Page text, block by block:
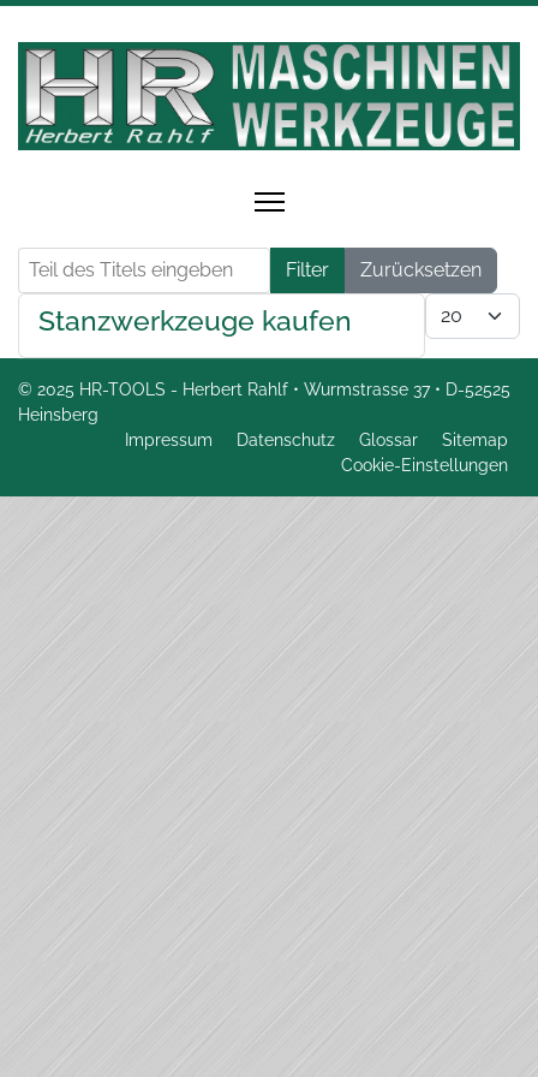
Teil des Titels eingeben Filter
Zurücksetzen
Anzeige #
Stanzwerkzeuge kaufen
© 2025 HR-TOOLS - Herbert Rahlf • Wurmstrasse 37 • D-52525
Heinsberg
Impressum
Datenschutz Glossar
Sitemap
Cookie-Einstellungen